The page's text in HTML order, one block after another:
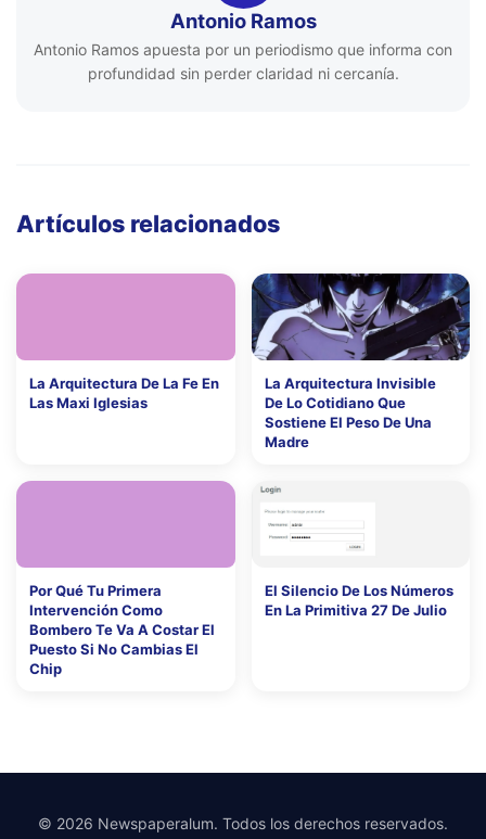
Antonio Ramos
Antonio Ramos apuesta por un periodismo que informa con
profundidad sin perder claridad ni cercanía.
Artículos relacionados
La Arquitectura De La Fe En
Las Maxi Iglesias
La Arquitectura Invisible
De Lo Cotidiano Que
Sostiene El Peso De Una
Madre
Por Qué Tu Primera
Intervención Como
Bombero Te Va A Costar El
Puesto Si No Cambias El
Chip
El Silencio De Los Números
En La Primitiva 27 De Julio
© 2026 Newspaperalum. Todos los derechos reservados.